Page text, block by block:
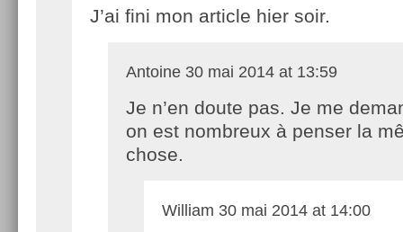
J’ai fini mon article hier soir.
Antoine 30 mai 2014 at 13:59
Je n’en doute pas. Je me
on est nombreux à penser la
chose.
William 30 mai 2014 at 14:00